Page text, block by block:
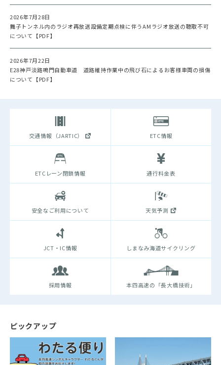
2026年7月28日
舞子トンネル内のラジオ再放送設備定期点検に伴うAMラジオ放送の聴取不可
について【PDF】
2026年7月22日
E28神戸淡路鳴門自動車道 道路維持作業中の飛び石によるお客様車両の損傷
について【PDF】
交通情報（JARTIC） ETC情報
ETCレーン閉鎖情報 通行料金表
安全なご利用について 天気予測
JCT・IC情報 しまなみ海道サイクリング
採用情報 本四高速の「長大橋技術」
ピックアップ